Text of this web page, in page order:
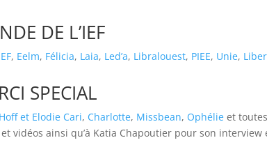
DE L’IEF
, Eelm, Félicia, Laia, Led’a, Libralouest, PIEE, Unie,
SPECIAL
et Elodie Cari, Charlotte, Missbean, Ophélie et
vidéos ainsi qu’à Katia Chapoutier pour son interview